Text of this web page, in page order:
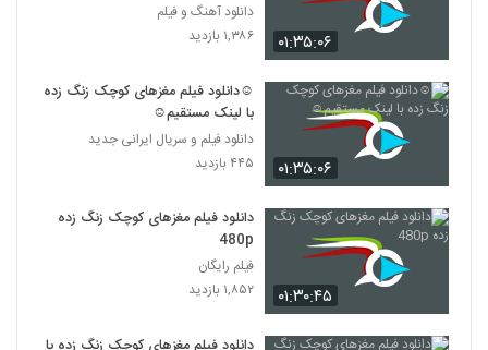
۰۱:۳۵:۰۶
دانلود آهنگ و فیلم
۱,۳۸۶ بازدید
۰۱:۳۵:۰۶
☺دانلود فیلم مغزهای کوچک زنگ زده
با لینک مستقیم☺
دانلود فیلم و سریال ایرانی جدید
۴۴۵ بازدید
۰۱:۳۰:۴۵
دانلود فیلم مغزهای کوچک زنگ زده
480p
فیلم رایگان
۱,۸۵۲ بازدید